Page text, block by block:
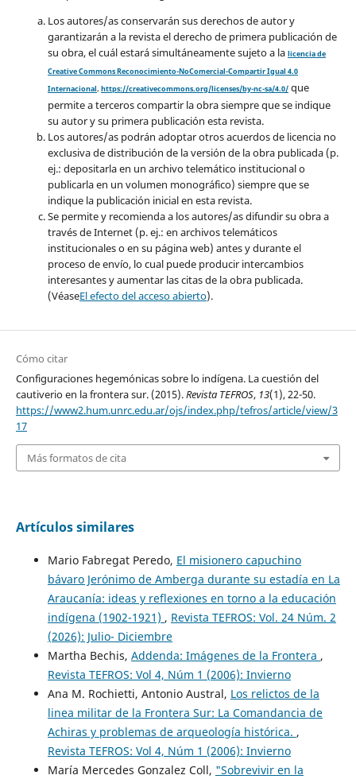
Los autores/as conservarán sus derechos de autor y
garantizarán a la revista el derecho de primera publicación de
su obra, el cuál estará simultáneamente sujeto a la licencia de
Creative Commons Reconocimiento-NoComercial-Compartir Igual 4.0
Internacional. https://creativecommons.org/licenses/by-nc-sa/4.0/que
permite a terceros compartir la obra siempre que se indique
su autor y su primera publicación esta revista.
Los autores/as podrán adoptar otros acuerdos de licencia no
exclusiva de distribución de la versión de la obra publicada (p.
ej.: depositarla en un archivo telemático institucional o
publicarla en un volumen monográfico) siempre que se
indique la publicación inicial en esta revista.
Se permite y recomienda a los autores/as difundir su obra a
través de Internet (p. ej.: en archivos telemáticos
institucionales o en su página web) antes y durante el
proceso de envío, lo cual puede producir intercambios
interesantes y aumentar las citas de la obra publicada.
(VéaseEl efecto del acceso abierto).
Cómo citar
Configuraciones hegemónicas sobre lo indígena. La cuestión del
cautiverio en la frontera sur. (2015).Revista TEFROS, 13(1), 22-50.
https://www2.hum.unrc.edu.ar/ojs/index.php/tefros/article/view/3
17
Más formatos de cita
Artículos similares
Mario Fabregat Peredo, El misionero capuchino
bávaro Jerónimo de Amberga durante su estadía en La
Araucanía: ideas y reflexiones en torno a la educación
indígena (1902-1921) , Revista TEFROS: Vol. 24 Núm. 2
(2026): Julio- Diciembre
Martha Bechis, Addenda: Imágenes de la Frontera ,
Revista TEFROS: Vol 4, Núm 1 (2006): Invierno
Ana M. Rochietti, Antonio Austral, Los relictos de la
linea militar de la Frontera Sur: La Comandancia de
Achiras y problemas de arqueología histórica. ,
Revista TEFROS: Vol 4, Núm 1 (2006): Invierno
María Mercedes Gonzalez Coll, "Sobrevivir en la